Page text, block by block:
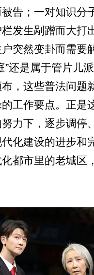
告；一对知识分
发生剐蹭而大打
突然变卦而需要
”还是属于管片儿
，这些普法问题
工作要点。正是
力下，逐步调停
化建设的进步和
都市里的老城区